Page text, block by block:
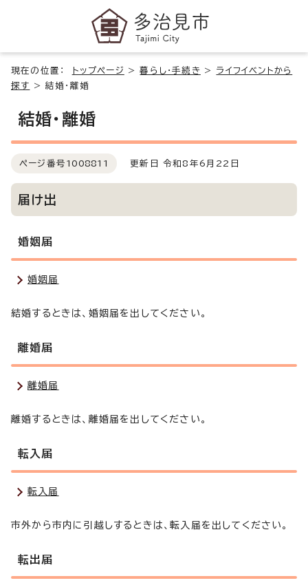
現在の位置： トップページ >暮らし・手続き > ライフイベントから
探す
>結婚・離婚
結婚・離婚
ページ番号 1008811 更新日 令和8年6月22日
届け出
婚姻届
婚姻届
結婚するときは、婚姻届を出してください。
離婚届
離婚届
離婚するときは、離婚届を出してください。
転入届
転入届
市外から市内に引越しするときは、転入届を出してください。
転出届